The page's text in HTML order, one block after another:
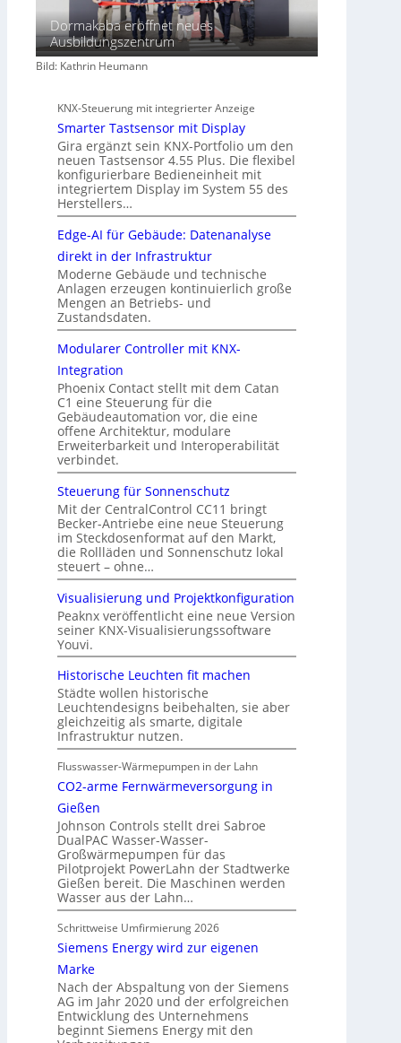
Dormakaba eröffnet neues
Ausbildungszentrum
Bild: Kathrin Heumann
KNX-Steuerung mit integrierter Anzeige
Smarter Tastsensor mit Display
Gira ergänzt sein KNX-Portfolio um den
neuen Tastsensor 4.55 Plus. Die flexibel
konfigurierbare Bedieneinheit mit
integriertem Display im System 55 des
Herstellers…
Edge-AI für Gebäude: Datenanalyse
direkt in der Infrastruktur
Moderne Gebäude und technische
Anlagen erzeugen kontinuierlich große
Mengen an Betriebs- und
Zustandsdaten.
Modularer Controller mit KNX-
Integration
Phoenix Contact stellt mit dem Catan
C1 eine Steuerung für die
Gebäudeautomation vor, die eine
offene Architektur, modulare
Erweiterbarkeit und Interoperabilität
verbindet.
Steuerung für Sonnenschutz
Mit der CentralControl CC11 bringt
Becker-Antriebe eine neue Steuerung
im Steckdosenformat auf den Markt,
die Rollläden und Sonnenschutz lokal
steuert – ohne…
Visualisierung und Projektkonfiguration
Peaknx veröffentlicht eine neue Version
seiner KNX-Visualisierungssoftware
Youvi.
Historische Leuchten fit machen
Städte wollen historische
Leuchtendesigns beibehalten, sie aber
gleichzeitig als smarte, digitale
Infrastruktur nutzen.
Flusswasser-Wärmepumpen in der Lahn
CO2-arme Fernwärmeversorgung in
Gießen
Johnson Controls stellt drei Sabroe
DualPAC Wasser-Wasser-
Großwärmepumpen für das
Pilotprojekt PowerLahn der Stadtwerke
Gießen bereit. Die Maschinen werden
Wasser aus der Lahn…
Schrittweise Umfirmierung 2026
Siemens Energy wird zur eigenen
Marke
Nach der Abspaltung von der Siemens
AG im Jahr 2020 und der erfolgreichen
Entwicklung des Unternehmens
beginnt Siemens Energy mit den